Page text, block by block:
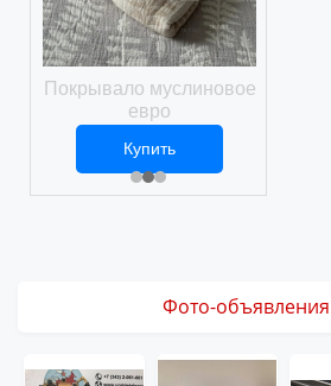
Покрывало муслиновое
евро
2 469 ₽
Купить
Фото-объявления